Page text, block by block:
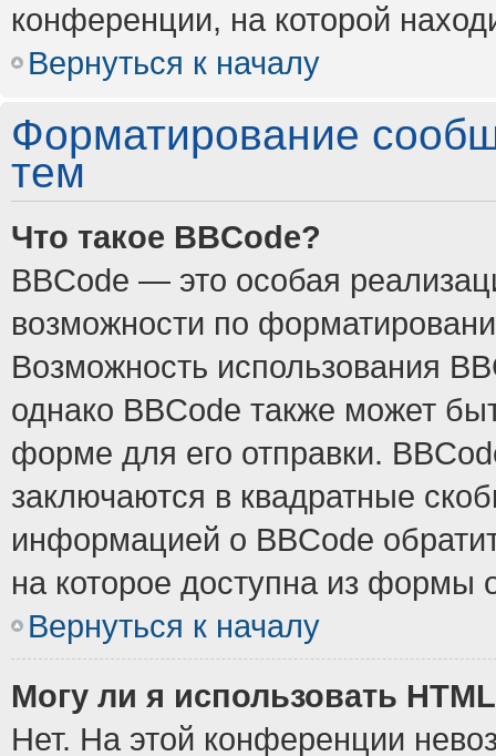
конференции, на которой
Вернуться к началу
Форматирование
тем
Что такое BBCode?
BBCode — это особая
возможности по
Возможность использования
однако BBCode также может
форме для его отправки.
заключаются в квадратные
информацией о BBCode
на которое доступна из формы
Вернуться к началу
Могу ли я использовать
Нет. На этой конференции